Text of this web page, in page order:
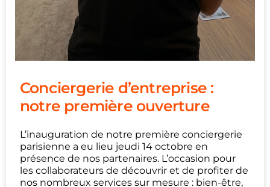
Conciergerie d’entreprise :
notre première ouverture
L’inauguration de notre première conciergerie
parisienne a eu lieu jeudi 14 octobre en
présence de nos partenaires. L’occasion pour
les collaborateurs de découvrir et de profiter de
nos nombreux services sur mesure : bien-être,